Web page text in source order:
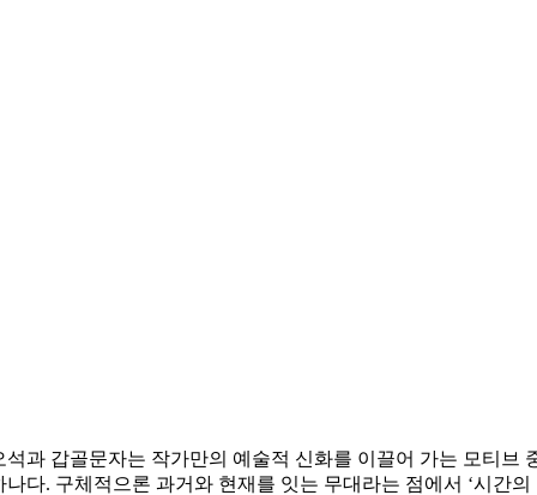
석과 갑골문자는 작가만의 예술적 신화를 이끌어 가는 모티브
나다. 구체적으론 과거와 현재를 잇는 무대라는 점에서 ‘시간의